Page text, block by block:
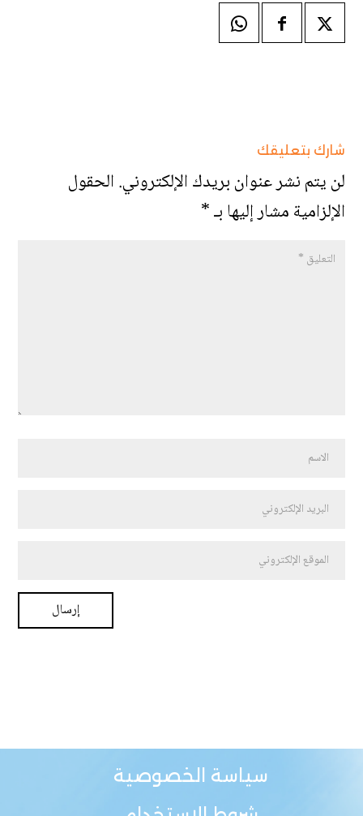
شارك بتعليقك
لن يتم نشر عنوان بريدك الإلكتروني.الحقول
الإلزامية مشار إليها بـ*
سياسة الخصوصية